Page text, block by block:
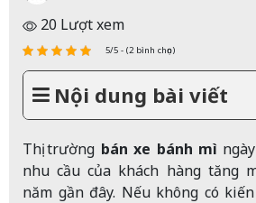
20 Lượt xem
5/5 - (2 bình chọn)
Nội dung bài viết
Thị trường bán xe bánh mì
nhu cầu của khách hàng tăng
năm gần đây. Nếu không có